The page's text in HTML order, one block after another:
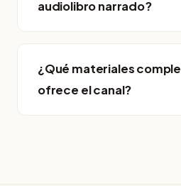
audiolibro narrado?
¿Qué materiales
ofrece el canal?